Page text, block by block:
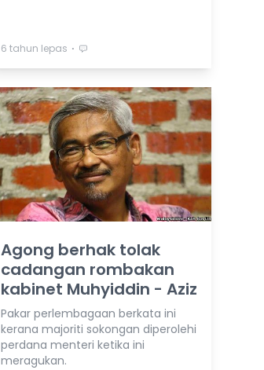
6 tahun lepas ⋅
Agong berhak tolak
cadangan rombakan
kabinet Muhyiddin - Aziz
Pakar perlembagaan berkata ini
kerana majoriti sokongan diperolehi
perdana menteri ketika ini
meragukan.